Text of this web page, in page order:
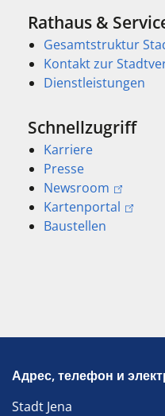
Rathaus &
Gesamtstruktur
Kontakt zur
Dienstleistungen
Schnellzugriff
Karriere
Presse
Newsroom
Kartenportal
Baustellen
Адрес, телефон и
Stadt Jena